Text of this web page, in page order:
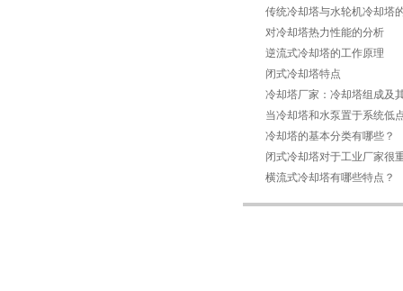
传统冷却塔与水轮机冷却塔
对冷却塔热力性能的分析
逆流式冷却塔的工作原理
闭式冷却塔特点
冷却塔厂家：冷却塔组成及
当冷却塔和水泵置于系统低
冷却塔的基本分类有哪些？
闭式冷却塔对于工业厂家很
横流式冷却塔有哪些特点？